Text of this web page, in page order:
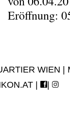
Eröffnung:
WIEN
| |